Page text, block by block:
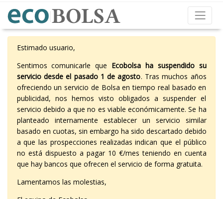
Estimado usuario,
Sentimos comunicarle que Ecobolsa ha suspendido su
servicio desde el pasado 1 de agosto. Tras muchos años
ofreciendo un servicio de Bolsa en tiempo real basado en
publicidad, nos hemos visto obligados a suspender el
servicio debido a que no es viable económicamente. Se ha
planteado internamente establecer un servicio similar
basado en cuotas, sin embargo ha sido descartado debido
a que las prospecciones realizadas indican que el público
no está dispuesto a pagar 10 €/mes teniendo en cuenta
que hay bancos que ofrecen el servicio de forma gratuita.
Lamentamos las molestias,